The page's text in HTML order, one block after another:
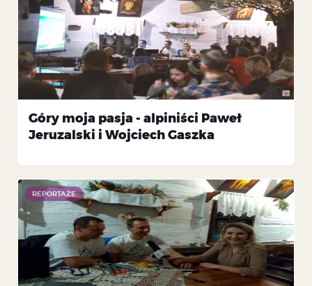
Góry moja pasja - alpiniści Paweł
Jeruzalski i Wojciech Gaszka
REPORTAŻE